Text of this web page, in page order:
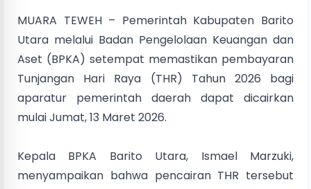
MUARA TEWEH – Pemerintah Kabupaten Barito
Utara melalui Badan Pengelolaan Keuangan dan
Aset (BPKA) setempat memastikan pembayaran
Tunjangan Hari Raya (THR) Tahun 2026 bagi
aparatur pemerintah daerah dapat dicairkan
mulai Jumat, 13 Maret 2026.
Kepala BPKA Barito Utara, Ismael Marzuki,
menyampaikan bahwa pencairan THR tersebut